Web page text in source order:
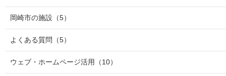
岡崎市の施設 （5）
よくある質問 （5）
ウェブ・ホームページ活用 （10）